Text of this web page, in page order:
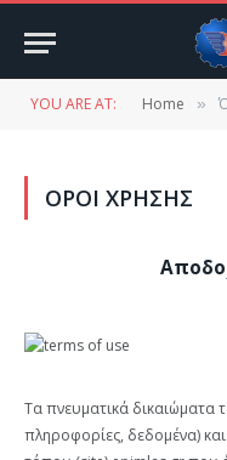
YOU ARE AT: Home »
ΌΡΟΙ ΧΡΉΣΗΣ
Τα πνευματικά δικαιώματα
πληροφορίες, δεδομένα)